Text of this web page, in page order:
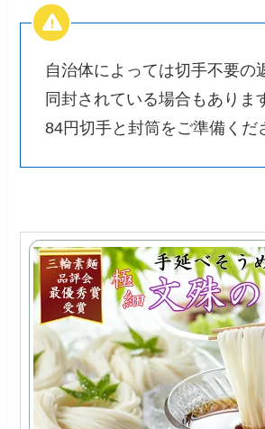
自治体によっては切手不要の
同封されている場合もありま
84円切手と封筒をご準備くだ